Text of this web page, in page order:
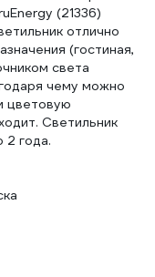
(21336)
отлично
(гостиная,
света
чему можно
цветовую
Светильник
2 года.